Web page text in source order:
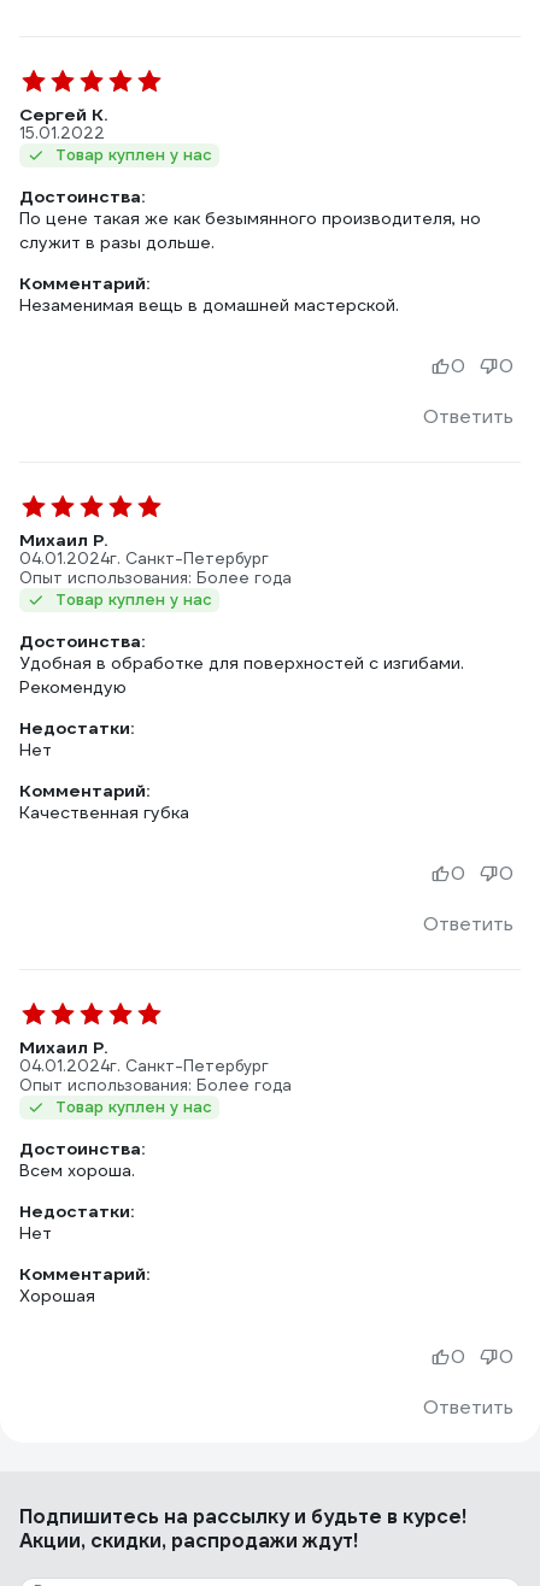
Сергей К.
15.01.2022
Товар куплен у нас
Достоинства:
По цене такая же как безымянного производителя, но
служит в разы дольше.
Комментарий:
Незаменимая вещь в домашней мастерской.
Ответить
0 0
Михаил Р.
04.01.2024г. Санкт-Петербург
Опыт использования: Более года
Товар куплен у нас
Достоинства:
Удобная в обработке для поверхностей с изгибами.
Рекомендую
Недостатки:
Нет
Комментарий:
Качественная губка
Ответить
0 0
Михаил Р.
04.01.2024г. Санкт-Петербург
Опыт использования: Более года
Товар куплен у нас
Достоинства:
Всем хороша.
Недостатки:
Нет
Комментарий:
Хорошая
Ответить
0 0
Подпишитесь на рассылкуи будьте в курсе!
Акции, скидки, распродажи ждут!